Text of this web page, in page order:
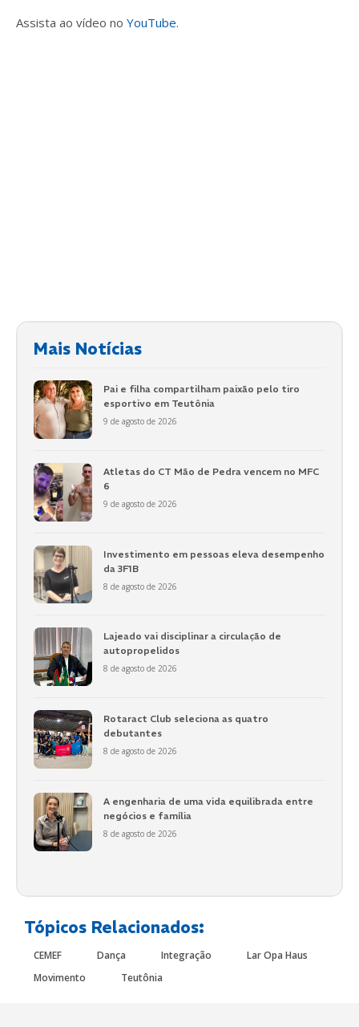
Assista ao vídeo no YouTube.
Mais Notícias
Pai e filha compartilham paixão pelo tiro
esportivo em Teutônia
9 de agosto de 2026
Atletas do CT Mão de Pedra vencem no MFC
6
9 de agosto de 2026
Investimento em pessoas eleva desempenho
da 3F1B
8 de agosto de 2026
Lajeado vai disciplinar a circulação de
autopropelidos
8 de agosto de 2026
Rotaract Club seleciona as quatro
debutantes
8 de agosto de 2026
A engenharia de uma vida equilibrada entre
negócios e família
8 de agosto de 2026
Tópicos Relacionados:
CEMEF Dança Integração
Lar Opa Haus
Movimento
Teutônia